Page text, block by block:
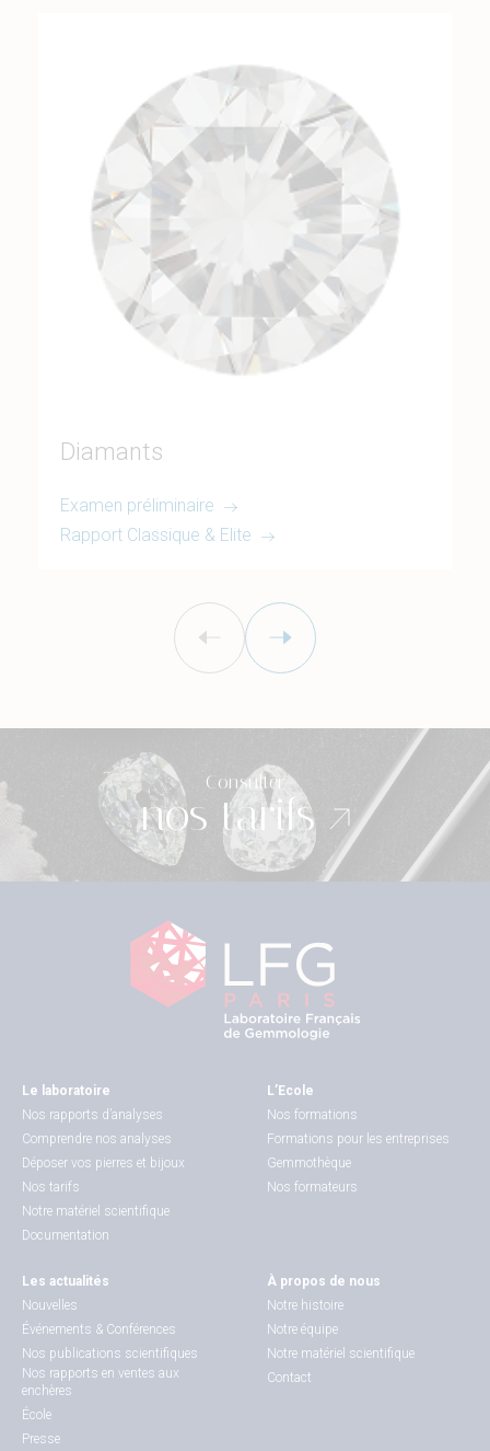
Diamants
Examen préliminaire
Rapport Classique & Elite
Consulter
nos tarifs
Le laboratoire
Nos rapports d’analyses
Comprendre nos analyses
Déposer vos pierres et bijoux
Nos tarifs
Notre matériel scientifique
Documentation
L’Ecole
Nos formations
Formations pour les entreprises
Gemmothèque
Nos formateurs
Les actualités
Nouvelles
Événements & Conférences
Nos publications scientifiques
Nos rapports en ventes aux
enchères
École
Presse
À propos de nous
Notre histoire
Notre équipe
Notre matériel scientifique
Contact